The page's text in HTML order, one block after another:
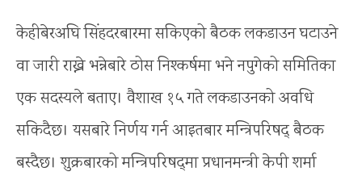
केहीबेरअघि सिंहदरबारमा सकिएको बैठक लकडाउन घटाउने
वा जारी राख्ने भन्नेबारे ठोस निश्कर्षमा भने नपुगेको समितिका
एक सदस्यले बताए। वैशाख १५ गते लकडाउनको अवधि
सकिदैछ। यसबारे निर्णय गर्न आइतबार मन्त्रिपरिषद् बैठक
बस्दैछ। शुक्रबारको मन्त्रिपरिषद्‍मा प्रधानमन्त्री केपी शर्मा